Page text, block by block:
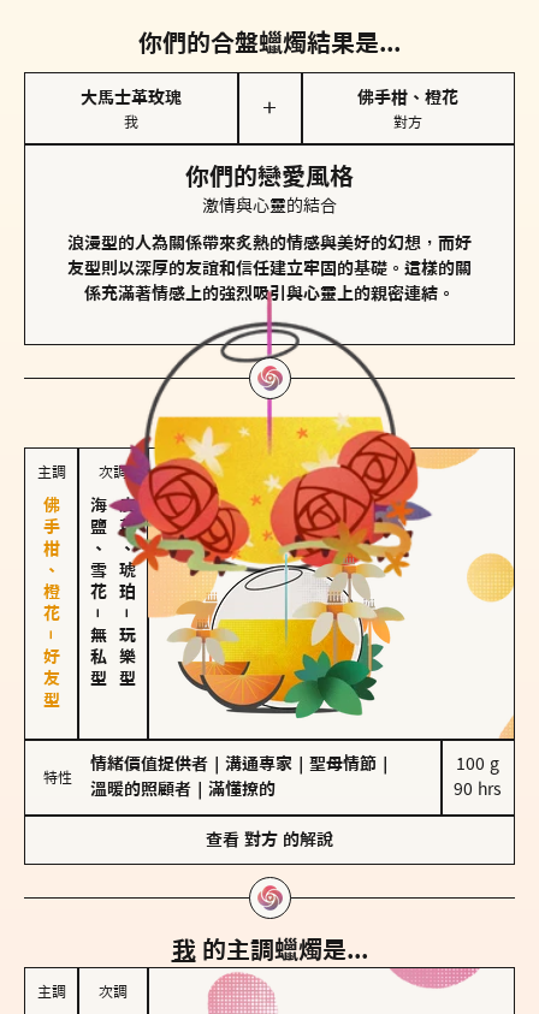
你們的合盤蠟燭結果是...
大馬士革玫瑰
我
＋
佛手柑、橙花
對方
你們的戀愛風格
激情與心靈的結合
浪漫型的人為關係帶來炙熱的情感與美好的幻想，而好
友型則以深厚的友誼和信任建立牢固的基礎。這樣的關
係充滿著情感上的強烈吸引與心靈上的親密連結。
對方的主調蠟燭是...
主調
佛手柑、橙花－好友型
次調
海鹽、雪花
－
無私型
皮革、琥珀
－
玩樂型
特性
情緒價值提供者 溝通專家 聖母情節
溫暖的照顧者
滿懂撩的
100 g
90 hrs
查看 對方 的解說
我 的主調蠟燭是...
主調 次調